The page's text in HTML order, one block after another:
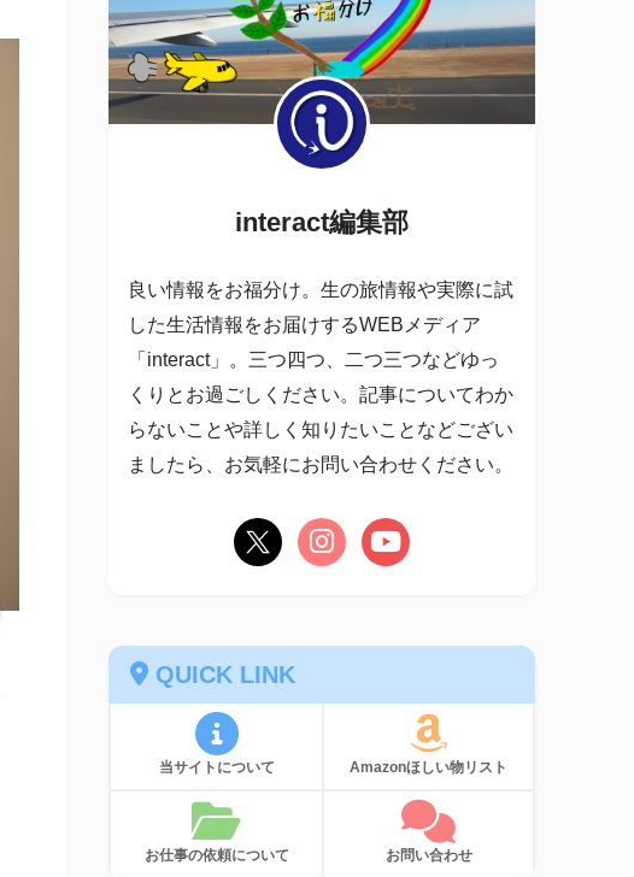
interact編集部
良い情報をお福分け。生の旅情報や実際に試
した生活情報をお届けするWEBメディア
「interact」。三つ四つ、二つ三つなどゆっ
くりとお過ごしください。記事についてわか
らないことや詳しく知りたいことなどござい
ましたら、お気軽にお問い合わせください。
QUICK LINK
当サイトについて Amazonほしい物リスト
お仕事の依頼について お問い合わせ